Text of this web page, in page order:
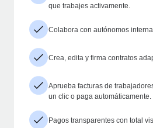
que trabajes activamente.
Colabora con autónomos
Crea, edita y firma contratos
Aprueba facturas de
un clic o paga automáticamente.
Pagos transparentes con total